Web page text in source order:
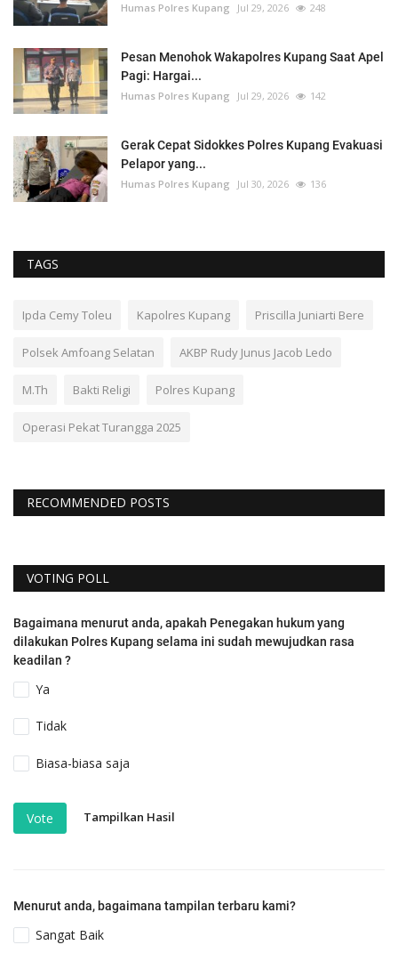
Humas Polres Kupang Jul 29, 2026 248
Pesan Menohok Wakapolres Kupang Saat Apel
Pagi: Hargai...
Humas Polres Kupang Jul 29, 2026 142
Gerak Cepat Sidokkes Polres Kupang Evakuasi
Pelapor yang...
Humas Polres Kupang Jul 30, 2026 136
TAGS
Ipda Cemy Toleu Kapolres Kupang Priscilla Juniarti Bere
Polsek Amfoang Selatan AKBP Rudy Junus Jacob Ledo
M.Th Bakti Religi Polres Kupang
Operasi Pekat Turangga 2025
RECOMMENDED POSTS
VOTING POLL
Bagaimana menurut anda, apakah Penegakan hukum yang
dilakukan Polres Kupang selama ini sudah mewujudkan rasa
keadilan ?
Ya
Tidak
Biasa-biasa saja
Vote Tampilkan Hasil
Menurut anda, bagaimana tampilan terbaru kami?
Sangat Baik